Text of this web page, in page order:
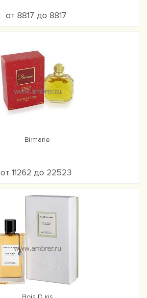
от 8817 до 8817
Birmane
от 11262 до 22523